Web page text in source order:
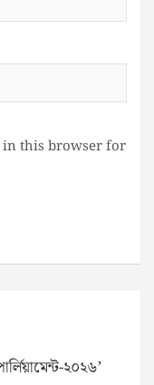
in this browser for
২০২৬’